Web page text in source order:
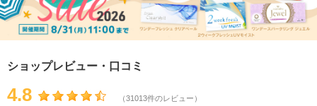
ショップレビュー・口コミ
4.8 （31013件のレビュー）